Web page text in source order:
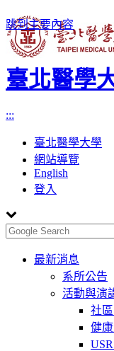
跳到主要內容
臺北醫學
:::
臺北醫學大學
網站導覽
English
登入
Toggle
navigation
最新消息
系所公告
活動與演
社
健